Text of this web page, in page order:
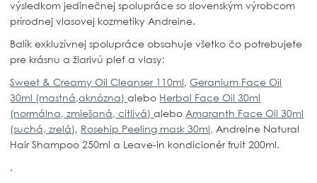
výsledkom jedinečnej spolupráce so slovenským výrobcom
prírodnej vlasovej kozmetiky Andreine.
Balík exkluzívnej spolupráce obsahuje všetko čo potrebujete
pre krásnu a žiarivú pleť a vlasy:
Sweet & Creamy Oil Cleanser 110ml,Geranium Face Oil
30ml (mastná,aknózna)alebo Herbal Face Oil 30ml
(normálna, zmiešaná, citlivá)alebo Amaranth Face Oil 30ml
(suchá, zrelá), Rosehip Peeling mask 30ml, Andreine Natural
Hair Shampoo 250ml a Leave-in kondicionér fruit 200ml.
.